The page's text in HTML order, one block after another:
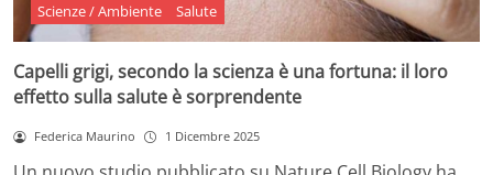
Scienze / Ambiente Salute
Capelli grigi, secondo la scienza è una fortuna: il loro
effetto sulla salute è sorprendente
Federica Maurino 1 Dicembre 2025